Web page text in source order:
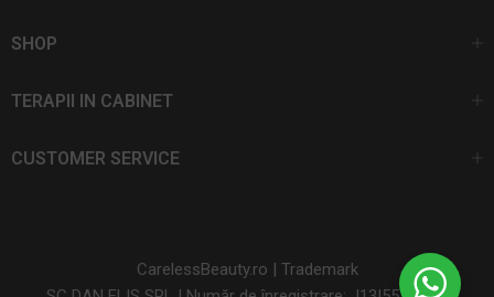
SHOP
TERAPII IN CABINET
CUSTOMER SERVICE
CarelessBeauty.ro | Trademark